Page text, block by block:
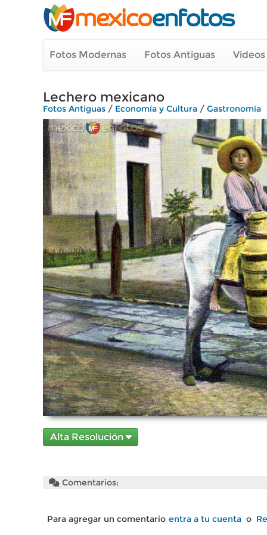
Fotos Modernas Fotos Antiguas
Lechero mexicano
Fotos Antiguas / Economía y Cultura / Gastronomía
Alta Resolución
Comentarios:
Para agregar un comentario entra a tu cuenta o